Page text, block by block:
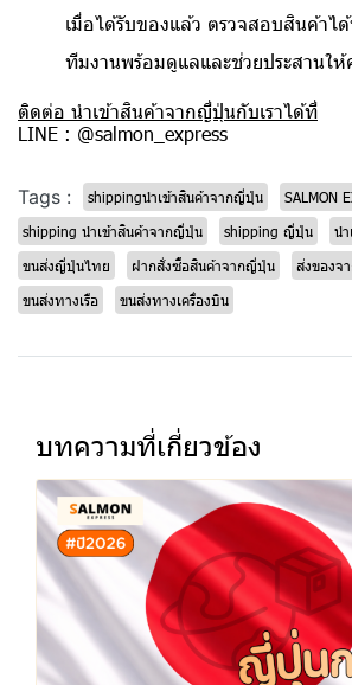
เมื่อได้รับของแล้ว ตรวจสอบสินค้า
ทีมงานพร้อมดูแลและช่วยประสานให้
ติดต่อ นำเข้าสินค้าจากญี่ปุ่นกับเราได้ที่
LINE : @salmon_express
Tags : shippingนําเข้าสินค้าจากญี่ปุ่น
SALMON
shipping นําเข้าสินค้าจากญี่ปุ่น
shipping ญี่ปุ่น
น
ขนส่งญี่ปุ่นไทย
ฝากสั่งซื้อสินค้าจากญี่ปุ่น
ส่งของจ
ขนส่งทางเรือ
ขนส่งทางเครื่องบิน
บทความที่เกี่ยวข้อง